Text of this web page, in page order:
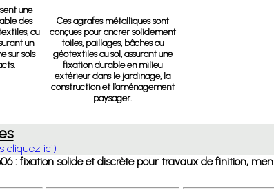
une
des
ou
un
sur sols
Ces agrafes métalliques sont
conçues pour ancrer solidement
toiles, paillages, bâches ou
géotextiles au sol, assurant une
fixation durable en milieu
extérieur dans le jardinage, la
construction et l’aménagement
paysager.
cliquez ici)
: fixation solide et discrète pour travaux de finition,